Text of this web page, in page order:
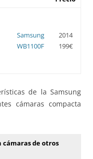
Samsung
WB1100F
2014
199€
de la Samsung
cámaras compacta
cámaras de otros